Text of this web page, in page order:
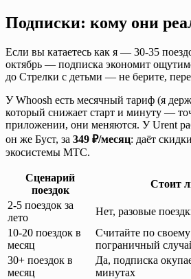
Подписки: кому они
Если вы катаетесь как я — 30-35
октябрь — подписка экономит
до Стрелки с детьми — не берите,
У Whoosh есть месячный тариф (я
который снижает старт и минуту —
приложении, они меняются. У Urent
он же Буст, за 349 ₽/месяц: даёт
экосистемы МТС.
Сценарий
поездок
Стоит
2-5 поездок за
лето
Нет, разовые
10-20 поездок в
месяц
Считайте по
пограничный
30+ поездок в
месяц
Да, подписка
минутах